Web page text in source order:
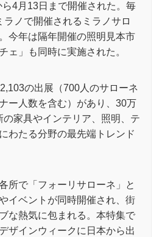
4月13日まで開催された。毎
ノで開催されるミラノサロ
今年は隔年開催の照明見本市
ェ」も同時に実施された。
の出展（700人のサローネ
ー人数を含む）があり、30万
の家具やインテリア、照明、テ
わたる分野の最先端トレンド
所で「フォーリサローネ」と
イベントが同時開催され、街
な熱気に包まれる。本特集で
ザインウィークに日本から出